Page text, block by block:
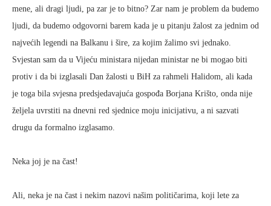
mene, ali dragi ljudi, pa zar je to bitno? Zar nam je problem da budemo
ljudi, da budemo odgovorni barem kada je u pitanju žalost za jednim od
najvećih legendi na Balkanu i šire, za kojim žalimo svi jednako.
Svjestan sam da u Vijeću ministara nijedan ministar ne bi mogao biti
protiv i da bi izglasali Dan žalosti u BiH za rahmeli Halidom, ali kada
je toga bila svjesna predsjedavajuća gospođa Borjana Krišto, onda nije
željela uvrstiti na dnevni red sjednice moju inicijativu, a ni sazvati
drugu da formalno izglasamo.
Neka joj je na čast!
Ali, neka je na čast i nekim nazovi našim političarima, koji lete za